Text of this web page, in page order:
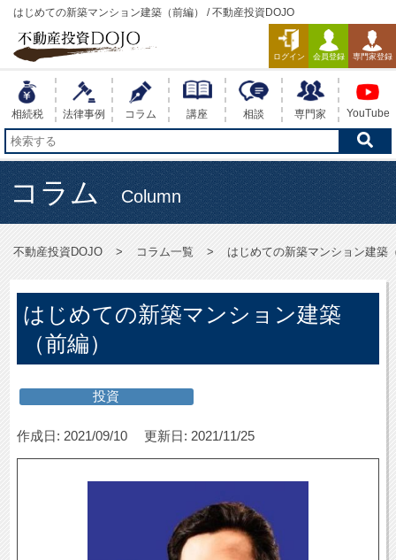
はじめての新築マンション建築（前編） / 不動産投資DOJO
ログイン 会員登録 専門家登録
相続税 法律事例 コラム 講座 相談 専門家 YouTube
コラム Column
不動産投資DOJO コラム一覧 はじめての新築マンション建築
はじめての新築マンション建築
（前編）
投資
作成日: 2021/09/10 更新日: 2021/11/25